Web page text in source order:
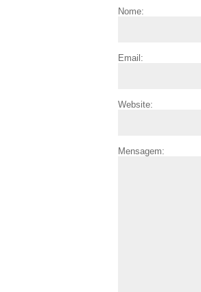
Nome:
Email:
Website:
Mensagem: